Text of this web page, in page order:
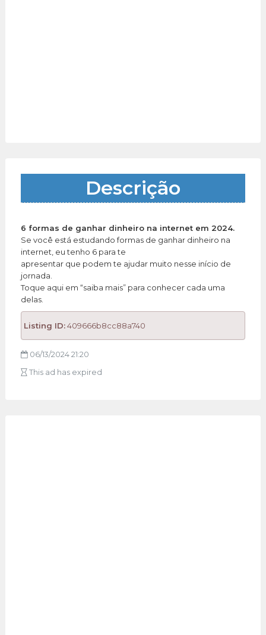
Descrição
6 formas de ganhar dinheiro na internet em 2024.
Se você está estudando formas de ganhar dinheiro na
internet, eu tenho 6 para te
apresentar que podem te ajudar muito nesse início de
jornada.
Toque aqui em “saiba mais” para conhecer cada uma
delas.
Listing ID:409666b8cc88a740
06/13/2024 21:20
This ad has expired